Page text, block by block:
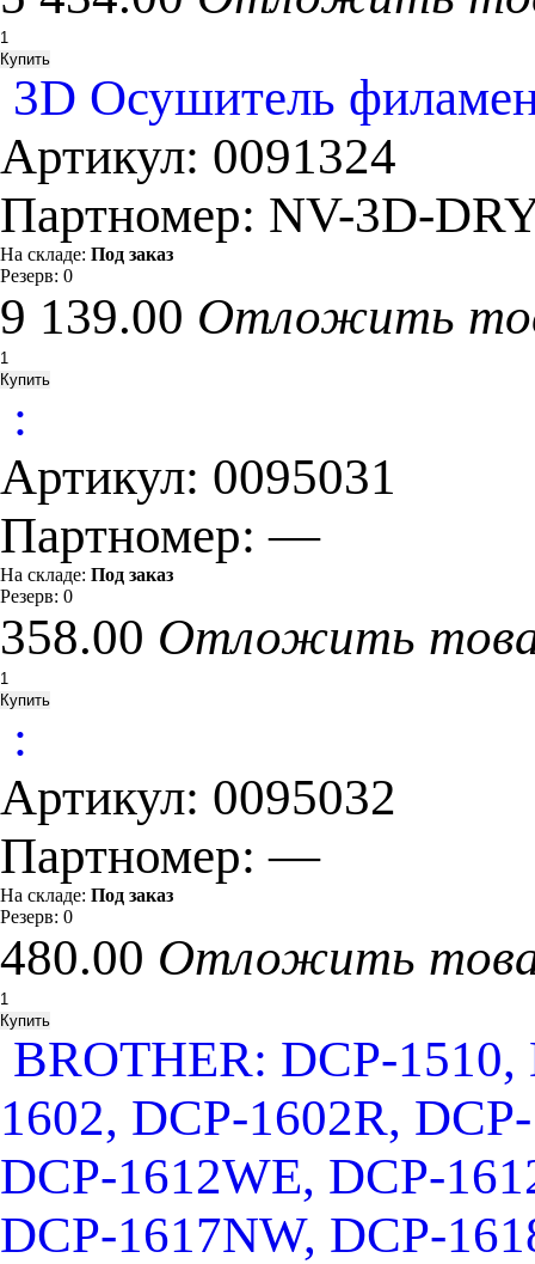
3D Осушитель
Артикул: 0091324
Партномер: NV-3D-
На складе: Под заказ
Резерв: 0
9 139.00 Отложить
:
Артикул: 0095031
Партномер:—
На складе: Под заказ
Резерв: 0
358.00 Отложить
:
Артикул: 0095032
Партномер:—
На складе: Под заказ
Резерв: 0
480.00 Отложить
BROTHER: DCP-1510,
1602, DCP-1602R,
DCP-1612WE, DCP-
DCP-1617NW, DCP-